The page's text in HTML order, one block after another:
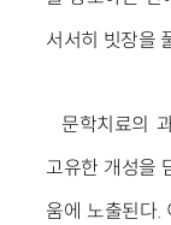
서서히 빗장을
문학치료의
고유한 개성을
움에 노출된다.